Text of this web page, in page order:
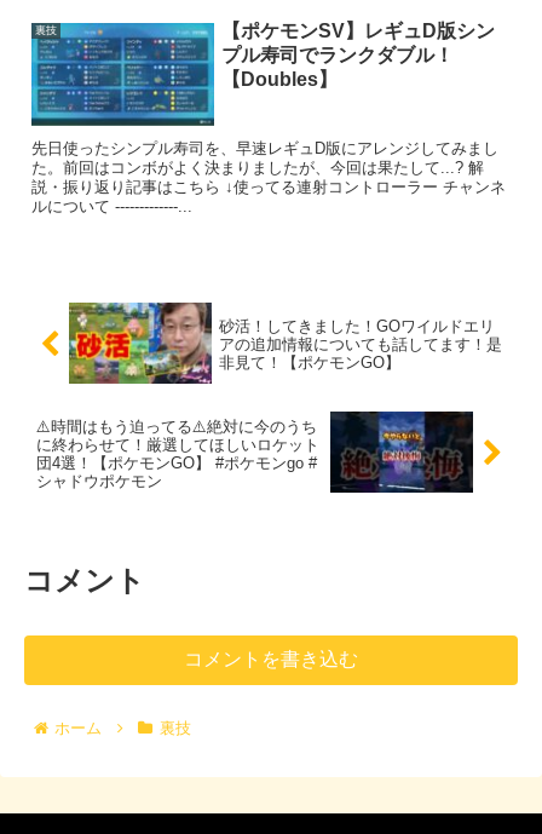
裏技
【ポケモンSV】レギュD版シン
プル寿司でランクダブル！
【Doubles】
先日使ったシンプル寿司を、早速レギュD版にアレンジしてみまし
た。前回はコンボがよく決まりましたが、今回は果たして...? 解
説・振り返り記事はこちら ↓使ってる連射コントローラー チャンネ
ルについて -------------...
砂活！してきました！GOワイルドエリ
アの追加情報についても話してます！是
非見て！【ポケモンGO】
⚠️時間はもう迫ってる⚠️絶対に今のうち
に終わらせて！厳選してほしいロケット
団4選！【ポケモンGO】 #ポケモンgo #
シャドウポケモン
コメント
コメントを書き込む
ホーム 裏技